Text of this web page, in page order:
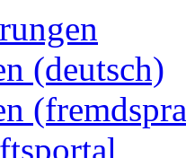
(deutsch)